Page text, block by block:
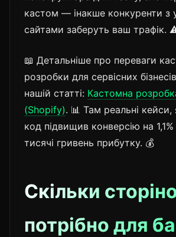
кастом — інакше конкуренти з
сайтами заберуть ваш трафік.
📖 Детальніше про переваги
розробки для сервісних
нашій статті: Кастомна
(Shopify). 📊 Там реальні кейси,
код підвищив конверсію на 1,1%
тисячі гривень прибутку. 💰
Скільки
потрібно для